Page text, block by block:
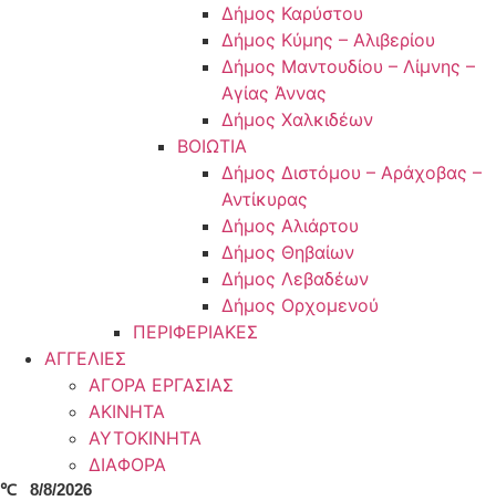
Δήμος Καρύστου
Δήμος Κύμης – Αλιβερίου
Δήμος Μαντουδίου – Λίμνης –
Αγίας Άννας
Δήμος Χαλκιδέων
ΒΟΙΩΤΙΑ
Δήμος Διστόμου – Αράχοβας –
Αντίκυρας
Δήμος Αλιάρτου
Δήμος Θηβαίων
Δήμος Λεβαδέων
Δήμος Ορχομενού
ΠΕΡΙΦΕΡΙΑΚΕΣ
ΑΓΓΕΛΙΕΣ
ΑΓΟΡΑ ΕΡΓΑΣΙΑΣ
ΑΚΙΝΗΤΑ
ΑΥΤΟΚΙΝΗΤΑ
ΔΙΑΦΟΡΑ
℃ 8/8/2026